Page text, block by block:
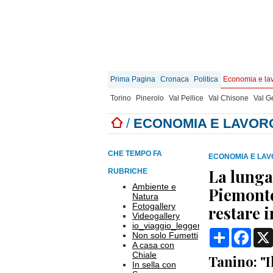
Prima Pagina Cronaca Politica Economia e
Torino Pinerolo Val Pellice Val Chisone Val
/ ECONOMIA E
CHE TEMPO FA
RUBRICHE
Ambiente e
Natura
Fotogallery
Videogallery
io_viaggio_leggero
Non solo Fumetti
A casa con
Chiale
In sella con
ECONOMIA E
La
restare
Condividi
Tanino: